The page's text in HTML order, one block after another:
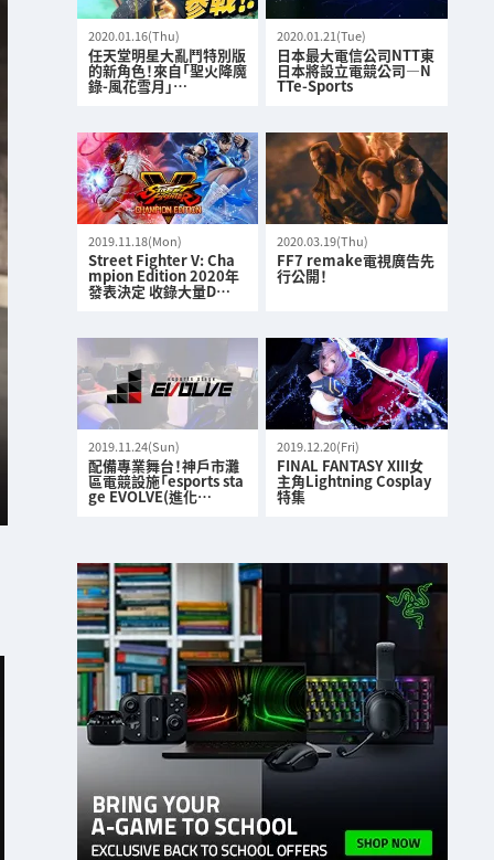
2020.01.16(Thu)
任天堂明星大亂鬥特別版
的新角色！來自「聖火降魔
錄-風花雪月」…
2020.01.21(Tue)
日本最大電信公司NTT東
日本將設立電競公司—N
TTe-Sports
2019.11.18(Mon)
Street Fighter V: Cha
mpion Edition 2020年
發表決定 收錄大量D…
2020.03.19(Thu)
FF7 remake電視廣告先
行公開！
2019.11.24(Sun)
配備專業舞台！神戶市灘
區電競設施「esports sta
ge EVOLVE(進化…
2019.12.20(Fri)
FINAL FANTASY XIII女
主角Lightning Cosplay
特集